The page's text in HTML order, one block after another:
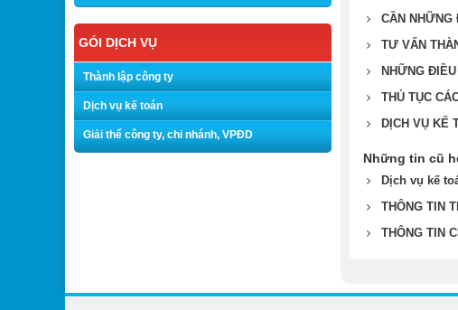
CẦN NHỮNG
TƯ VẤN
NHỮNG
THỦ TỤC
DỊCH VỤ KẾ
Những tin cũ
Dịch vụ kế
THÔNG TIN
THÔNG TIN
GÓI DỊCH VỤ
Thành lập công ty
Dịch vụ kế toán
Giải thể công ty, chi nhánh, VPĐD